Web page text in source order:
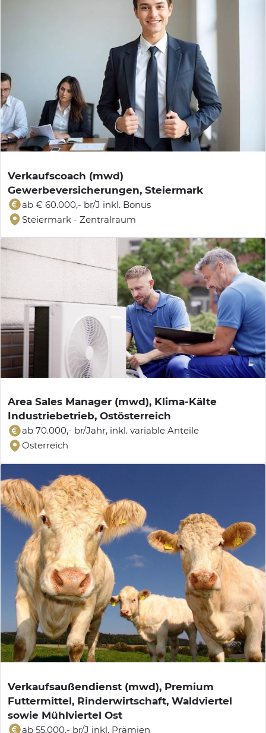
Verkaufscoach (mwd)
Gewerbeversicherungen, Steiermark
ab € 60.000,- br/J inkl. Bonus
Steiermark - Zentralraum
Area Sales Manager (mwd), Klima-Kälte
Industriebetrieb, Ostösterreich
ab 70.000,- br/Jahr, inkl. variable Anteile
Österreich
Verkaufsaußendienst (mwd), Premium
Futtermittel, Rinderwirtschaft, Waldviertel
sowie Mühlviertel Ost
ab 55.000,- br/J inkl. Prämien